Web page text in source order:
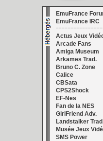
EmuFrance
EmuFrance IRC
Actus Jeux
Arcade Fans
Amiga Museum
Arkames Trad.
Bruno C. Zone
Calice
CBSata
CPS2Shock
EF-Nes
Fan de la NES
GirlFriend Adv.
Landstalker
Musée Jeux
SMS Power